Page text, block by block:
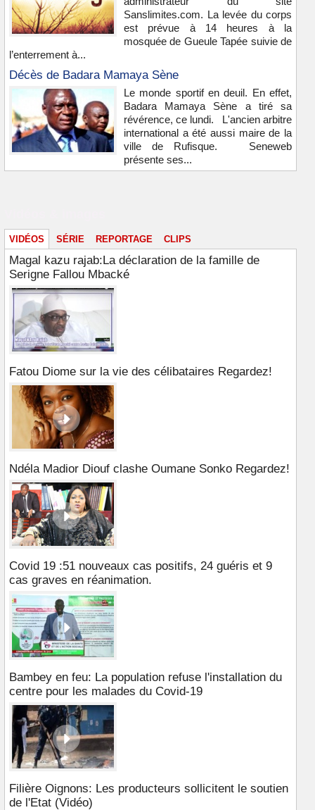
Sanslimites.com. La levée du corps
est prévue à 14 heures à la
mosquée de Gueule Tapée suivie de
l’enterrement à...
Décès de Badara Mamaya Sène
Le monde sportif en deuil. En effet,
Badara Mamaya Sène a tiré sa
révérence, ce lundi. L'ancien arbitre
international a été aussi maire de la
ville de Rufisque. Seneweb
présente ses...
VIDÉOS SÉRIE REPORTAGE CLIPS
Magal kazu rajab:La déclaration de la famille de
Serigne Fallou Mbacké
Fatou Diome sur la vie des célibataires Regardez!
Ndéla Madior Diouf clashe Oumane Sonko Regardez!
Covid 19 :51 nouveaux cas positifs, 24 guéris et 9
cas graves en réanimation.
Bambey en feu: La population refuse l'installation du
centre pour les malades du Covid-19
Filière Oignons: Les producteurs sollicitent le soutien
de l'Etat (Vidéo)